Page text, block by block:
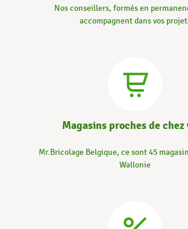
Nos conseillers, formés en
accompagnent dans vos
Magasins proches de chez
Mr.Bricolage Belgique, ce sont 45
Wallonie